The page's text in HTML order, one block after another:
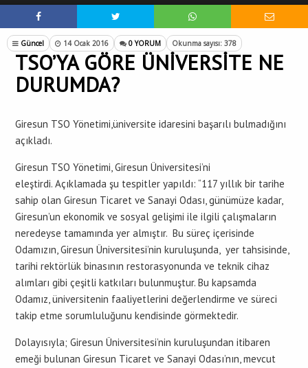
Güncel 14 Ocak 2016 0 YORUM Okunma sayısı: 378
TSO’YA GÖRE ÜNİVERSİTE NE
DURUMDA?
Giresun TSO Yönetimi,üniversite idaresini başarılı bulmadığını
açıkladı.
Giresun TSO Yönetimi, Giresun Üniversitesi’ni
eleştirdi. Açıklamada şu tespitler yapıldı: “117 yıllık bir tarihe
sahip olan Giresun Ticaret ve Sanayi Odası, günümüze kadar,
Giresun’un ekonomik ve sosyal gelişimi ile ilgili çalışmaların
neredeyse tamamında yer almıştır. Bu süreç içerisinde
Odamızın, Giresun Üniversitesi’nin kuruluşunda, yer tahsisinde,
tarihi rektörlük binasının restorasyonunda ve teknik cihaz
alımları gibi çeşitli katkıları bulunmuştur. Bu kapsamda
Odamız, üniversitenin faaliyetlerini değerlendirme ve süreci
takip etme sorumluluğunu kendisinde görmektedir.
Dolayısıyla; Giresun Üniversitesi’nin kuruluşundan itibaren
emeği bulunan Giresun Ticaret ve Sanayi Odası’nın, mevcut